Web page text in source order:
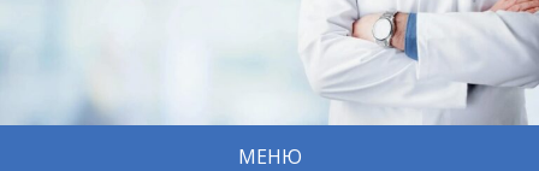
МЕНЮ